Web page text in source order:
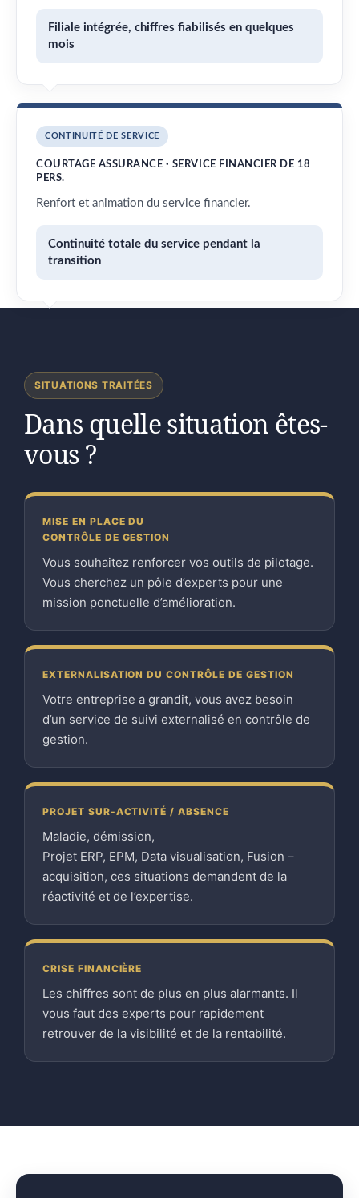
Filiale intégrée, chiffres fiabilisés en quelques
mois
CONTINUITÉ DE SERVICE
COURTAGE ASSURANCE · SERVICE FINANCIER DE 18
PERS.
Renfort et animation du service financier.
Continuité totale du service pendant la
transition
SITUATIONS TRAITÉES
Dans quelle situation êtes-
vous ?
MISE EN PLACE DU
CONTRÔLE DE GESTION
Vous souhaitez renforcer vos outils de pilotage.
Vous cherchez un pôle d’experts pour une
mission ponctuelle d’amélioration.
EXTERNALISATION DU CONTRÔLE DE GESTION
Votre entreprise a grandit, vous avez besoin
d’un service de suivi externalisé en contrôle de
gestion.
PROJET SUR-ACTIVITÉ / ABSENCE
Maladie, démission,
Projet ERP, EPM, Data visualisation, Fusion –
acquisition, ces situations demandent de la
réactivité et de l’expertise.
CRISE FINANCIÈRE
Les chiffres sont de plus en plus alarmants. Il
vous faut des experts pour rapidement
retrouver de la visibilité et de la rentabilité.